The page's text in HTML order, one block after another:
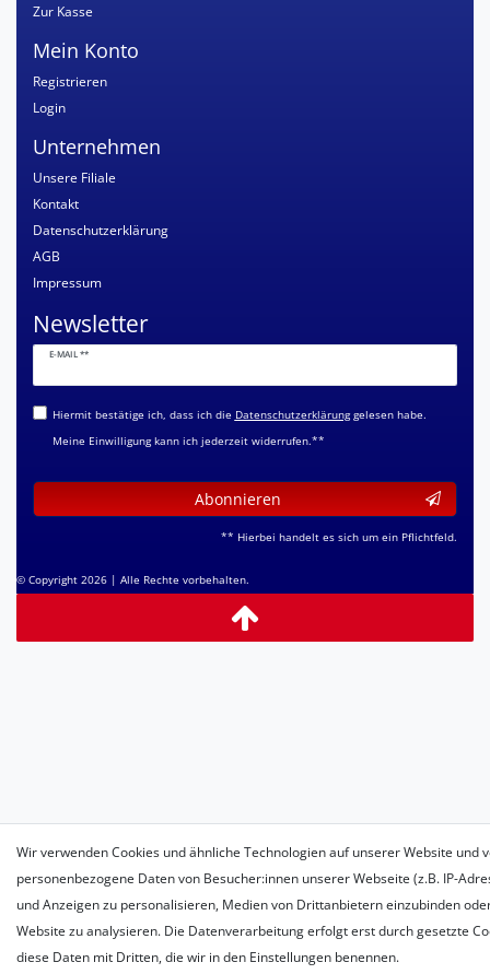
Zur Kasse
Mein Konto
Registrieren
Login
Unternehmen
Unsere Filiale
Kontakt
Datenschutzerklärung
AGB
Impressum
Newsletter
E-MAIL **
Newsletter
Honig
Hiermit bestätige ich, dass ich die Daten­schutz­erklärunggelesen habe.
Meine Einwilligung kann ich jederzeit widerrufen.**
Abonnieren
** Hierbei handelt es sich um ein Pflichtfeld.
© Copyright 2026 | Alle Rechte vorbehalten.
Wir verwenden Cookies und ähnliche Technologien auf unserer Website und
personenbezogene Daten von Besucher:innen unserer Webseite (z.B. IP-
und Anzeigen zu personalisieren, Medien von Drittanbietern einzubinden
Website zu analysieren. Die Datenverarbeitung erfolgt erst durch gesetzte
diese Daten mit Dritten, die wir in den Einstellungen benennen.